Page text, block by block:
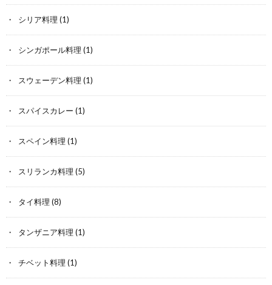
シリア料理 (1)
シンガポール料理 (1)
スウェーデン料理 (1)
スパイスカレー (1)
スペイン料理 (1)
スリランカ料理 (5)
タイ料理 (8)
タンザニア料理 (1)
チベット料理 (1)